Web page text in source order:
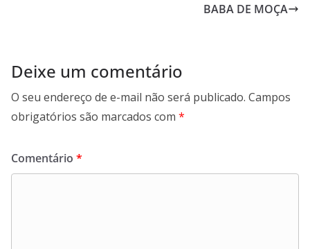
BABA DE MOÇA
Deixe um comentário
O seu endereço de e-mail não será publicado. Campos
obrigatórios são marcados com *
Comentário *